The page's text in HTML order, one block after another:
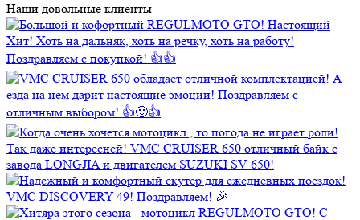
Наши довольные клиенты